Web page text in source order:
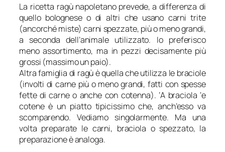
La ricetta ragù napoletano prevede, a differenza di
quello bolognese o di altri che usano carni trite
(ancorché miste) carni spezzate, più o meno grandi,
a seconda dell’animale utilizzato. Io preferisco
meno assortimento, ma in pezzi decisamente più
grossi (massimo un paio).
Altra famiglia di ragù è quella che utilizza le braciole
(involti di carne più o meno grandi, fatti con spesse
fette di carne o anche con cotenna). ‘A braciola ‘e
cotene è un piatto tipicissimo che, anch’esso va
scomparendo. Vediamo singolarmente. Ma una
volta preparate le carni, braciola o spezzato, la
preparazione è analoga.